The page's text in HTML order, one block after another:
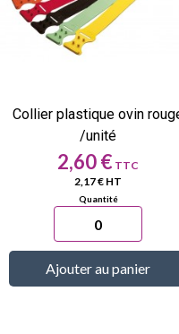
Collier plastique ovin
/unité
Prix
2,60 €
2,17 € HT
Ajouter au panier